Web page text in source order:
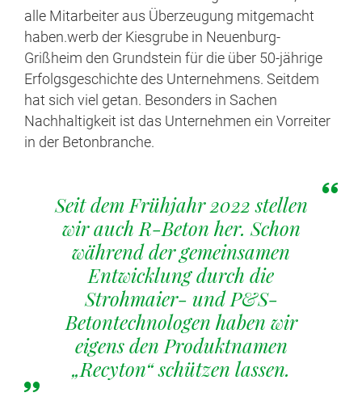
alle Mitarbeiter aus Überzeugung mitgemacht
haben.werb der Kiesgrube in Neuenburg-
Grißheim den Grundstein für die über 50-jährige
Erfolgsgeschichte des Unternehmens. Seitdem
hat sich viel getan. Besonders in Sachen
Nachhaltigkeit ist das Unternehmen ein Vorreiter
in der Betonbranche.
Seit dem Frühjahr 2022 stellen
wir auch R-Beton her. Schon
während der gemeinsamen
Entwicklung durch die
Strohmaier- und P&S-
Betontechnologen haben wir
eigens den Produktnamen
„Recyton“ schützen lassen.